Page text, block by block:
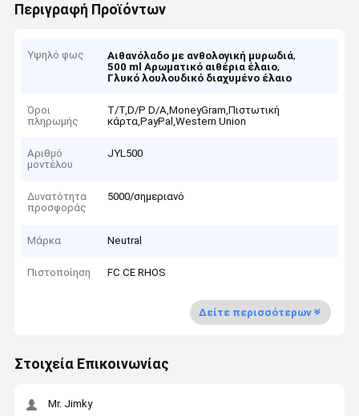
Περιγραφή Προϊόντων
Υψηλό φως Αιθανόλαδο με ανθολογική μυρωδιά,
500 ml Αρωματικό αιθέρια έλαιο,
Γλυκό λουλουδικό διαχυμένο έλαιο
Όροι
πληρωμής
T/T,D/P D/A,MoneyGram,Πιστωτική
κάρτα,PayPal,Western Union
Αριθμό
μοντέλου
JYL500
Δυνατότητα
προσφοράς
5000/σημεριανό
Μάρκα Neutral
Πιστοποίηση FC CE RHOS
Δείτε περισσότερων
Στοιχεία Επικοινωνίας
Mr. Jimky